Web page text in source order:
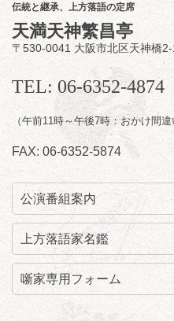
開演：午前10時
前売2,000円 当
お問合せ：智之
7762-6268
伝統と継承、上方落語の定席
天満天神繁昌亭
〒530-0041 大阪市北区天神橋
TEL: 06-6352-4874
（午前11時～午後7時：おかけ
FAX: 06-6352-5874
公演番組案内
上方落語家名鑑
噺家専用フォーム